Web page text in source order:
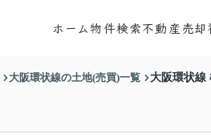
ホーム物件検索不動産売却
大阪環状線の土地(売買)一覧 大阪環状線